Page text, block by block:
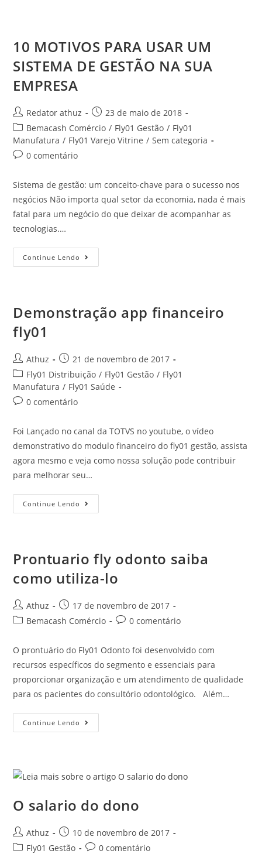
10 MOTIVOS PARA USAR UM
SISTEMA DE GESTÃO NA SUA
EMPRESA
Redator athuz
23 de maio de 2018
Bemacash Comércio / Fly01 Gestão / Fly01
Manufatura / Fly01 Varejo Vitrine / Sem categoria
0 comentário
Sistema de gestão: um conceito-chave para o sucesso nos
negócios Não importa qual setor da economia, nada é mais
fatal para um negócio do que deixar de acompanhar as
tecnologias.…
Continue Lendo
Demonstração app financeiro
fly01
Athuz
21 de novembro de 2017
Fly01 Distribuição / Fly01 Gestão / Fly01
Manufatura / Fly01 Saúde
0 comentário
Foi Lançado no canal da TOTVS no youtube, o vídeo
demonstrativo do modulo financeiro do fly01 gestão, assista
agora mesmo e veja como nossa solução pode contribuir
para melhorar seu…
Continue Lendo
Prontuario fly odonto saiba
como utiliza-lo
Athuz
17 de novembro de 2017
Bemacash Comércio
0 comentário
O prontuário do Fly01 Odonto foi desenvolvido com
recursos específicos do segmento e essenciais para
proporcionar organização e um atendimento de qualidade
para os pacientes do consultório odontológico. Além…
Continue Lendo
O salario do dono
Athuz
10 de novembro de 2017
Fly01 Gestão
0 comentário